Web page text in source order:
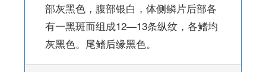
部灰黑色，腹部银白，体侧鳞片后部各
有一黑斑而组成12—13条纵纹，各鳍均
灰黑色。尾鳍后缘黑色。